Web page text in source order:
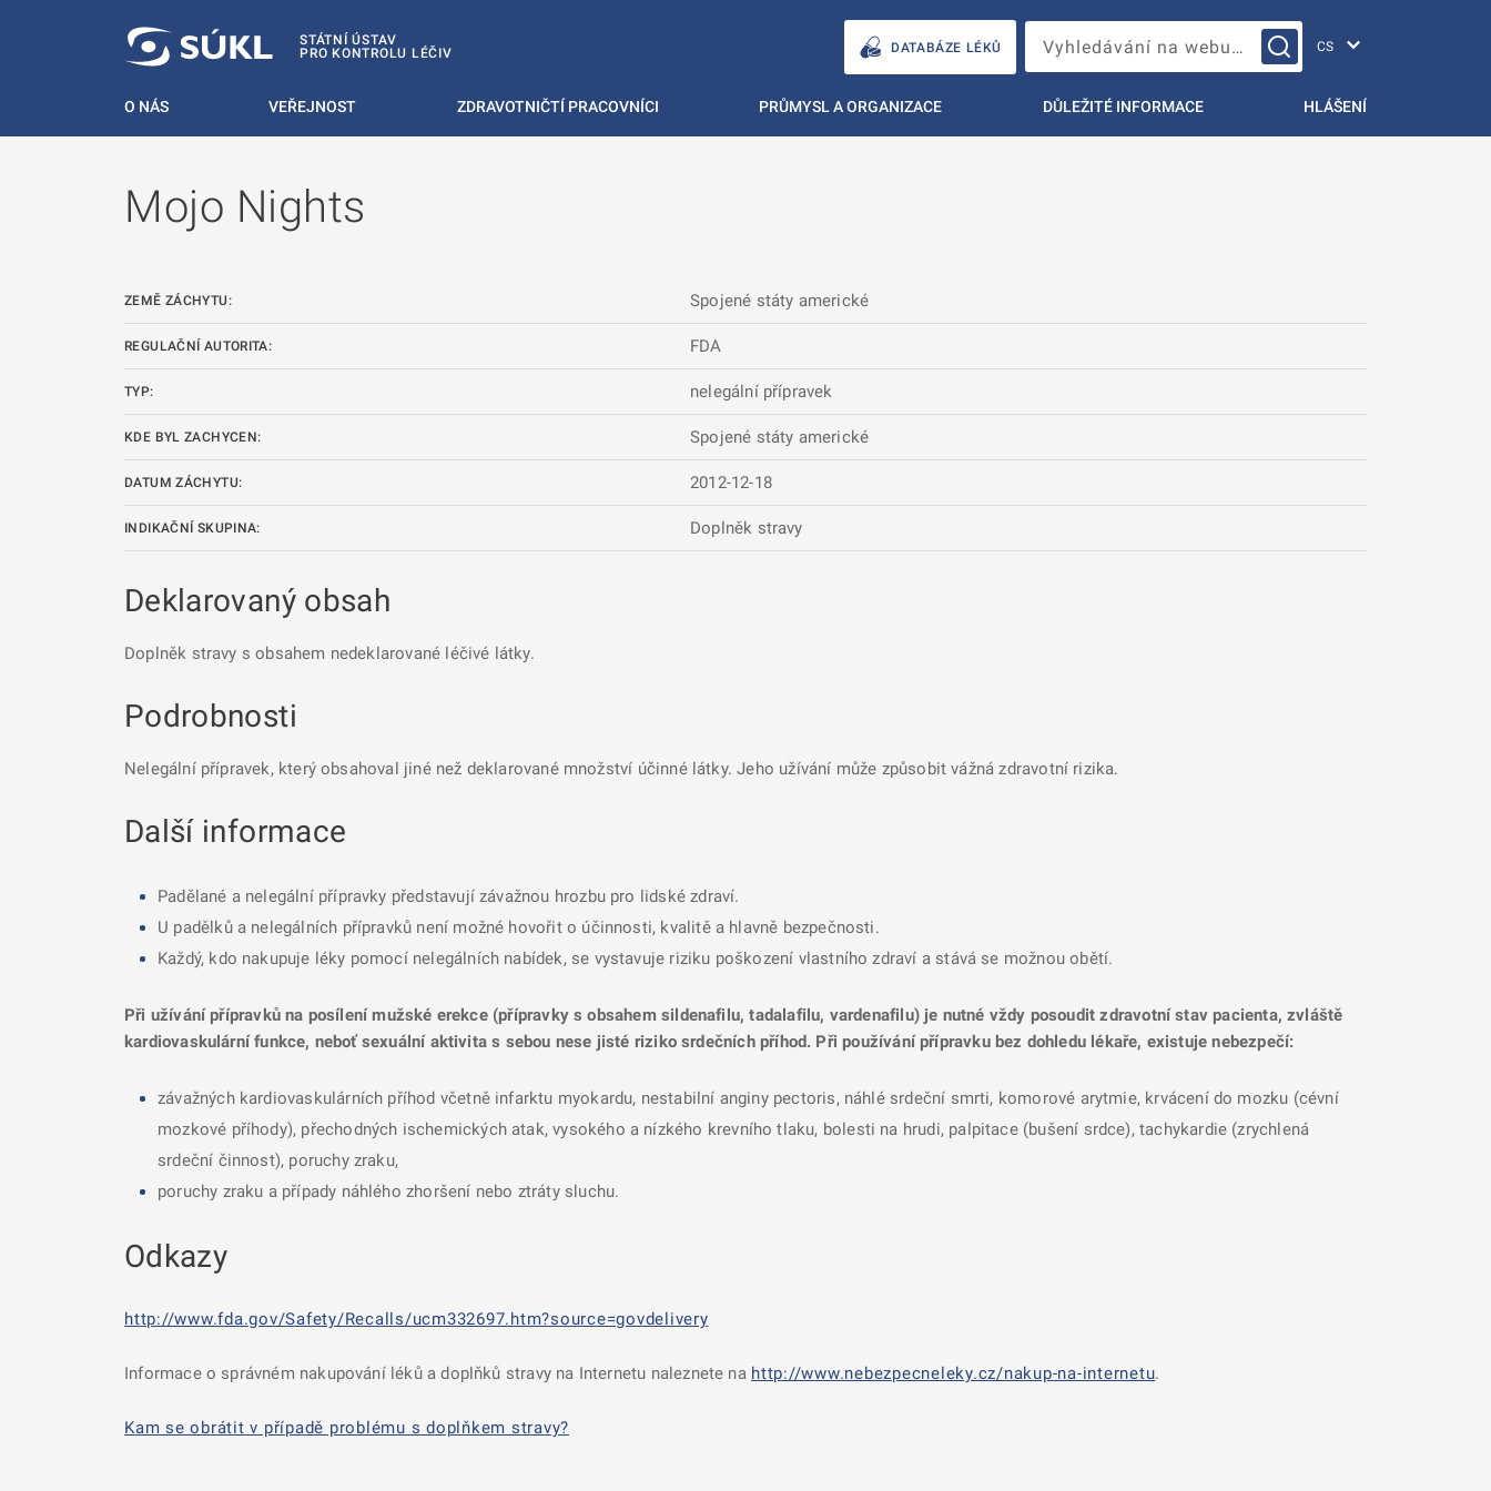
STÁTNÍ ÚSTAV
PRO KONTROLU LÉČIV
DATABÁZE LÉKŮ Vyhledávání na webu…
O NÁS VEŘEJNOST ZDRAVOTNIČTÍ PRACOVNÍCI PRŮMYSL A ORGANIZACE DŮLEŽITÉ INFORMACE HLÁŠENÍ
Mojo Nights
ZEMĚ ZÁCHYTU: Spojené státy americké
REGULAČNÍ AUTORITA: FDA
TYP: nelegální přípravek
KDE BYL ZACHYCEN: Spojené státy americké
DATUM ZÁCHYTU: 2012-12-18
INDIKAČNÍ SKUPINA: Doplněk stravy
Deklarovaný obsah
Doplněk stravy s obsahem nedeklarované léčivé látky.
Podrobnosti
Nelegální přípravek, který obsahoval jiné než deklarované množství účinné látky. Jeho užívání může způsobit vážná zdravotní rizika.
Další informace
Padělané a nelegální přípravky představují závažnou hrozbu pro lidské zdraví.
U padělků a nelegálních přípravků není možné hovořit o účinnosti, kvalitě a hlavně bezpečnosti.
Každý, kdo nakupuje léky pomocí nelegálních nabídek, se vystavuje riziku poškození vlastního zdraví a stává se možnou obětí.
Při užívání přípravků na posílení mužské erekce (přípravky s obsahem sildenafilu, tadalafilu, vardenafilu) je nutné vždy posoudit zdravotní stav pacienta, zvláště
kardiovaskulární funkce, neboť sexuální aktivita s sebou nese jisté riziko srdečních příhod. Při používání přípravku bez dohledu lékaře, existuje nebezpečí:
závažných kardiovaskulárních příhod včetně infarktu myokardu, nestabilní anginy pectoris, náhlé srdeční smrti, komorové arytmie, krvácení do mozku (cévní
mozkové příhody), přechodných ischemických atak, vysokého a nízkého krevního tlaku, bolesti na hrudi, palpitace (bušení srdce), tachykardie (zrychlená
srdeční činnost), poruchy zraku,
poruchy zraku a případy náhlého zhoršení nebo ztráty sluchu.
Odkazy
http://www.fda.gov/Safety/Recalls/ucm332697.htm?source=govdelivery
Informace o správném nakupování léků a doplňků stravy na Internetu naleznete na http://www.nebezpecneleky.cz/nakup-na-internetu.
Kam se obrátit v případě problému s doplňkem stravy?